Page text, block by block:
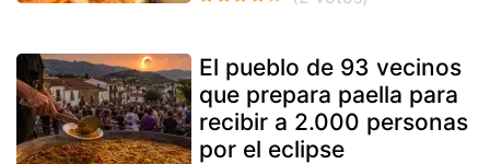
El pueblo de 93 vecinos
que prepara paella para
recibir a 2.000 personas
por el eclipse